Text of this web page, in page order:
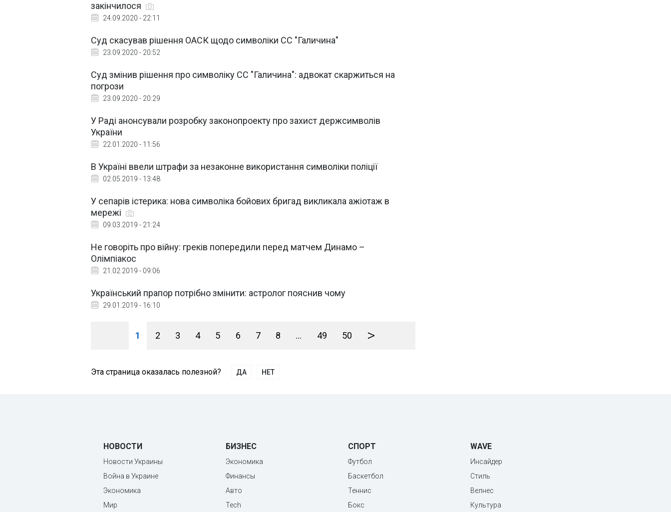
закінчилося
24.09.2020 - 22:11
Суд скасував рішення ОАСК щодо символіки СС "Галичина"
23.09.2020 - 20:52
Суд змінив рішення про символіку СС "Галичина": адвокат скаржиться на
погрози
23.09.2020 - 20:29
У Раді анонсували розробку законопроекту про захист держсимволів
України
22.01.2020 - 11:56
В Україні ввели штрафи за незаконне використання символіки поліції
02.05.2019 - 13:48
У сепарів істерика: нова символіка бойових бригад викликала ажіотаж в
мережі
09.03.2019 - 21:24
Не говоріть про війну: греків попередили перед матчем Динамо –
Олімпіакос
21.02.2019 - 09:06
Український прапор потрібно змінити: астролог пояснив чому
29.01.2019 - 16:10
1 2 3 4 5 6 7 8 ... 49 50 >
Эта страница оказалась полезной? ДА НЕТ
НОВОСТИ
Новости Украины
Война в Украине
Экономика
Мир
БИЗНЕС
Экономика
Финансы
Авто
Tech
СПОРТ
Футбол
Баскетбол
Теннис
Бокс
WAVE
Инсайдер
Стиль
Велнес
Культура